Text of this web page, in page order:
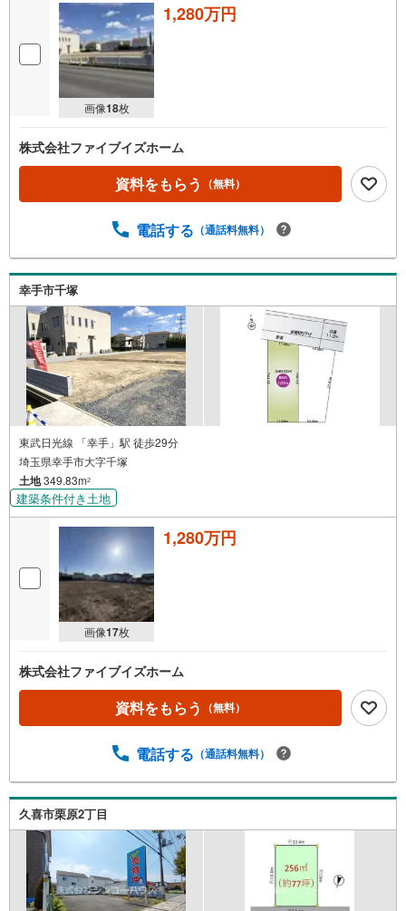
画像18枚
1,280万円
株式会社ファイブイズホーム
資料をもらう （無料）
電話する （通話料無料）
幸手市千塚
東武日光線 「幸手」駅 徒歩29分
埼玉県幸手市大字千塚
土地349.83m2
建築条件付き土地
画像17枚
1,280万円
株式会社ファイブイズホーム
資料をもらう （無料）
電話する （通話料無料）
久喜市栗原2丁目